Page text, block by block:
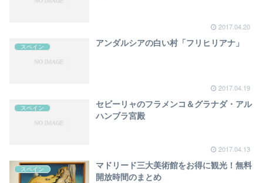
2017.04.20
スペイン アンダルシアの白い村「フリヒリアナ」
2017.04.19
スペイン
セビーリャのフラメンコ＆グラナダ・アル
ハンブラ宮殿
2017.04.13
スペイン
マドリード三大美術館をお得に観光！無料
開放時間のまとめ